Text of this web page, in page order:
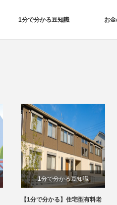
1分で分かる豆知識 お
1分で分かる豆知識
【1分で分かる】住宅型有料老